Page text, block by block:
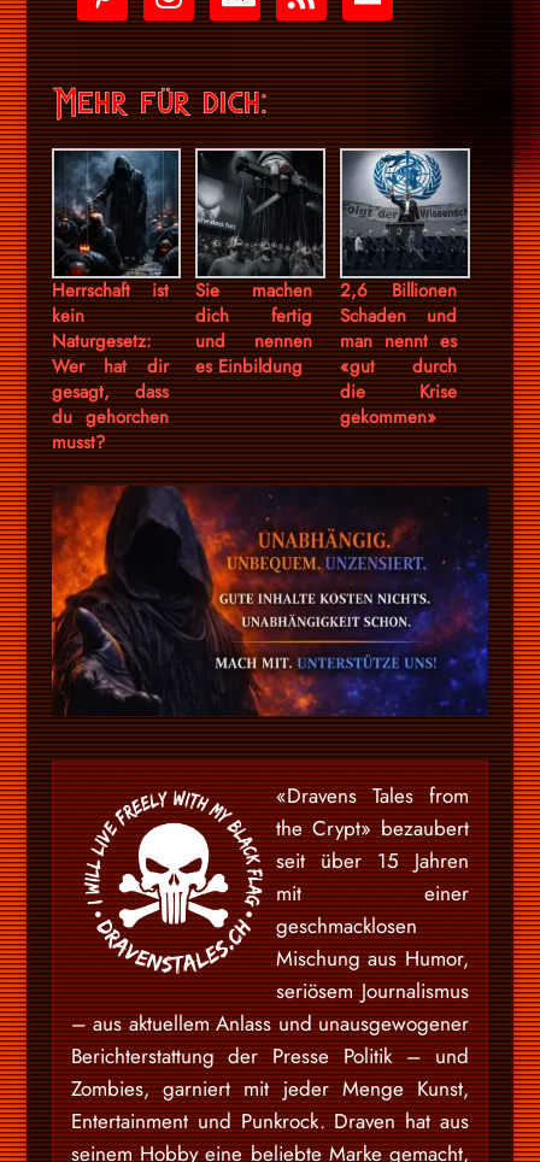
stripe
Mehr für dich:
Herrschaft ist
kein
Naturgesetz:
Wer hat dir
gesagt, dass
du gehorchen
musst?
Sie machen
dich fertig
und nennen
es Einbildung
2,6 Billionen
Schaden und
man nennt es
«gut durch
die Krise
gekommen»
«Dravens Tales from
the Crypt» bezaubert
seit über 15 Jahren
mit einer
geschmacklosen
Mischung aus Humor,
seriösem Journalismus
– aus aktuellem Anlass und unausgewogener
Berichterstattung der Presse Politik – und
Zombies, garniert mit jeder Menge Kunst,
Entertainment und Punkrock. Draven hat aus
seinem Hobby eine beliebte Marke gemacht,